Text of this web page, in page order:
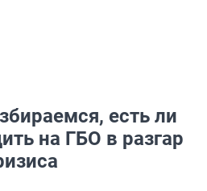
есть ли
на ГБО в разгар